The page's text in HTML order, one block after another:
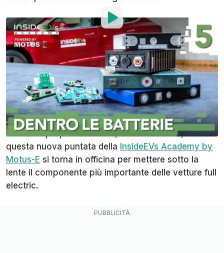
Di:Alessandro Paiola
14 Mar 2021alle
Aggiungi InsideEVs alle
fonti preferite su Google
La batteria è il cuore delle auto elettriche.
L’elemento di cui si parla di più, troppo spesso
anche a sproposito. E così, celle alla mano, in
questa nuova puntata della InsideEVs Academy by
Motus-E si torna in officina per mettere sotto la
lente il componente più importante delle vetture full
electric.